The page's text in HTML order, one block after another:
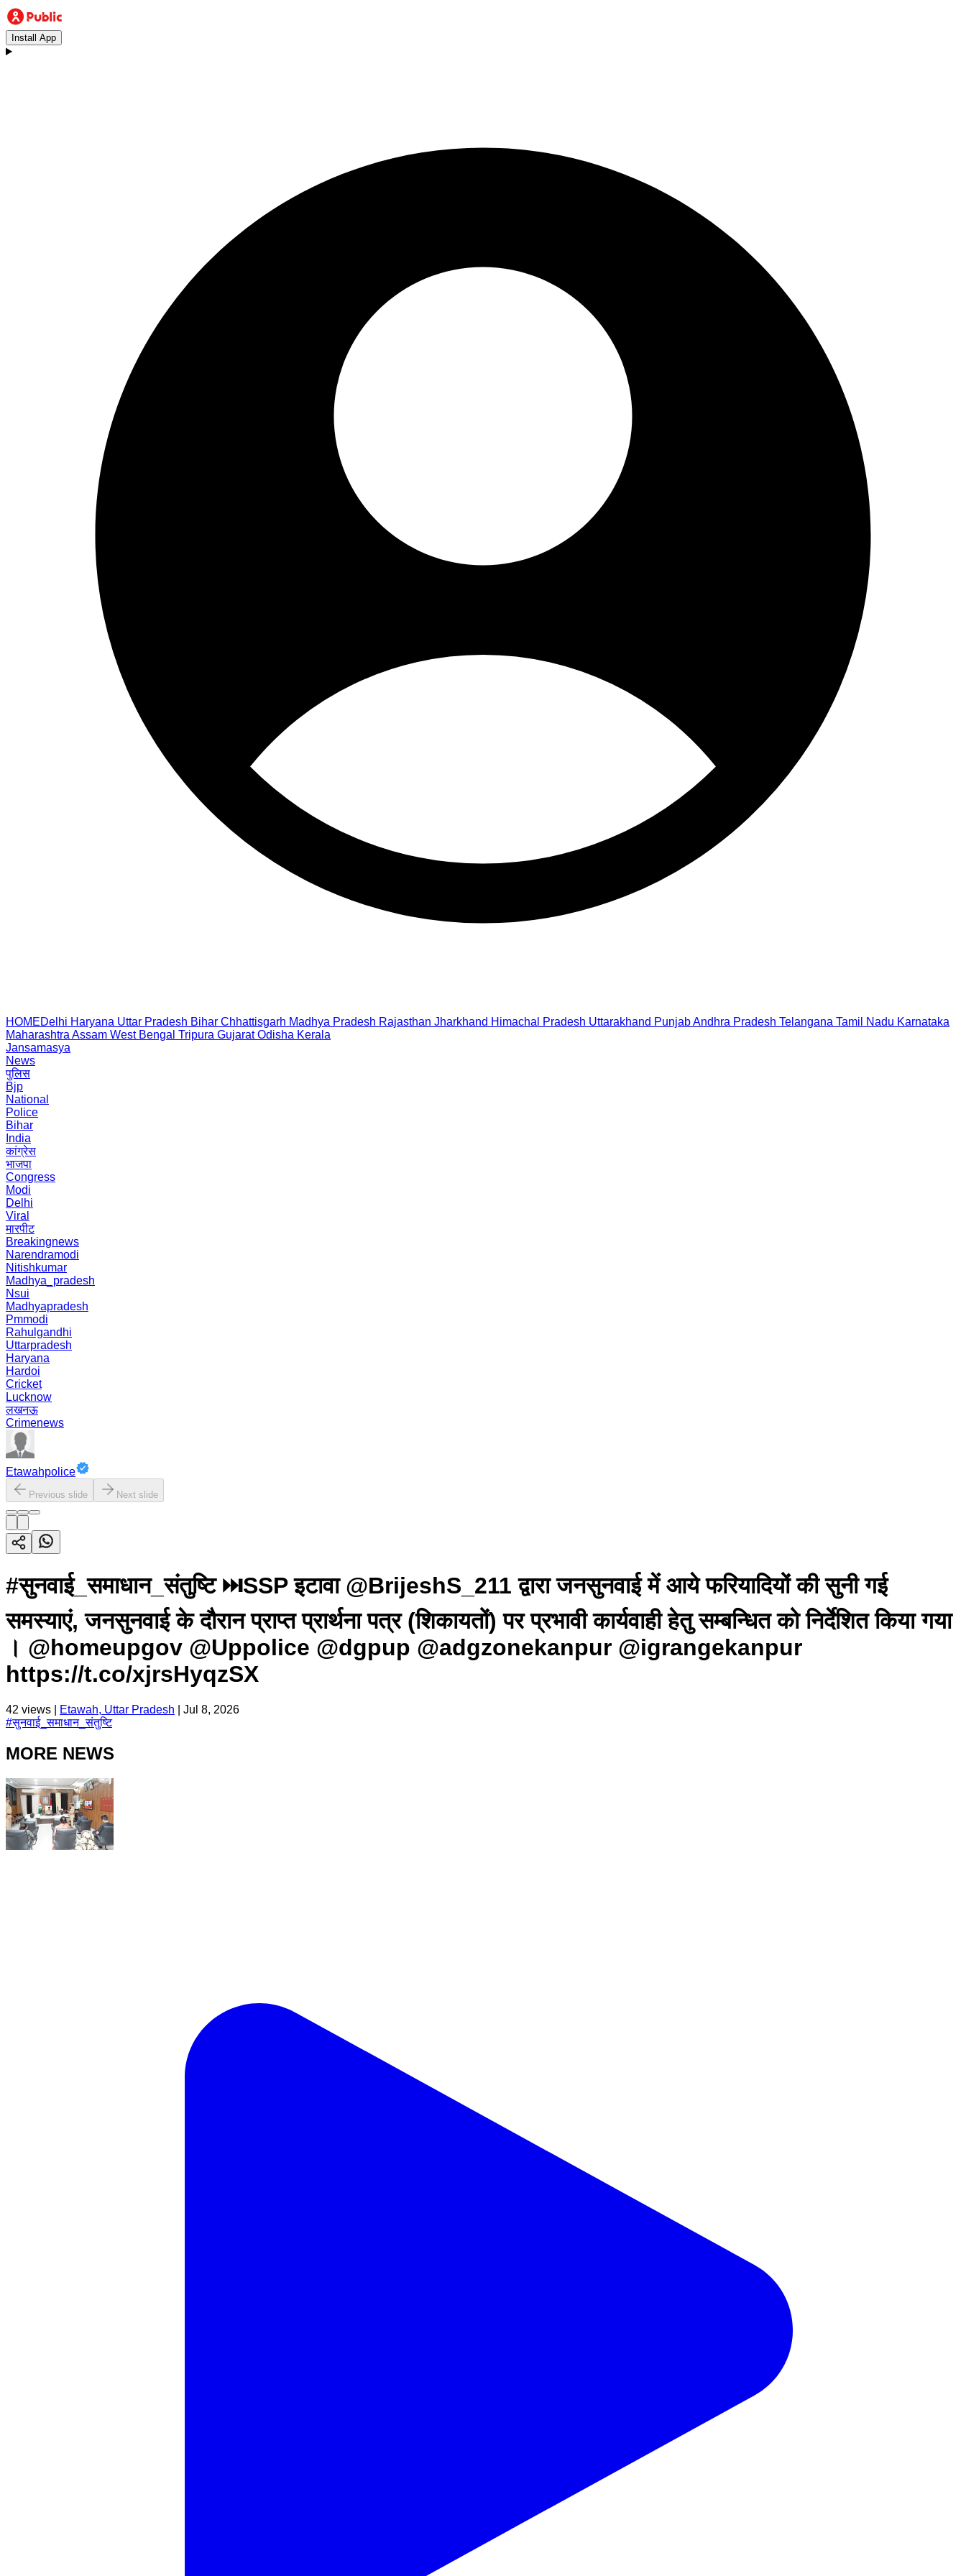
Install App
HOMEDelhi Haryana Uttar Pradesh Bihar Chhattisgarh Madhya Pradesh Rajasthan Jharkhand Himachal Pradesh Uttarakhand PunjabAndhra Pradesh Telangana Tamil Nadu Karnataka
Maharashtra Assam West Bengal Tripura Gujarat Odisha Kerala
Jansamasya
News
पुलिस
Bjp
National
Police
Bihar
India
कांग्रेस
भाजपा
Congress
Modi
Delhi
Viral
मारपीट
Breakingnews
Narendramodi
Nitishkumar
Madhya_pradesh
Nsui
Madhyapradesh
Pmmodi
Rahulgandhi
Uttarpradesh
Haryana
Hardoi
Cricket
Lucknow
लखनऊ
Crimenews
Etawahpolice
Previous slide Next slide
#सुनवाई_समाधान_संतुष्टि ⏭️SSP इटावा @BrijeshS_211 द्वारा जनसुनवाई में आये फरियादियों की सुनी गई
समस्याएं, जनसुनवाई के दौरान प्राप्त प्रार्थना पत्र (शिकायतों) पर प्रभावी कार्यवाही हेतु सम्बन्धित को निर्देशित किया गया
। @homeupgov @Uppolice @dgpup @adgzonekanpur @igrangekanpur
https://t.co/xjrsHyqzSX
42 views | Etawah, Uttar Pradesh
Jul 8, 2026
#सुनवाई_समाधान_संतुष्टि
MORE NEWS